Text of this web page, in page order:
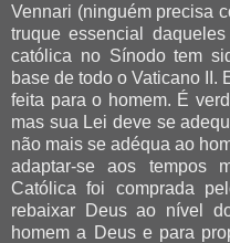
Vennari (ninguém precisa
truque essencial
católica no Sínodo tem
base de todo o Vaticano II.
feita para o homem. É
mas sua Lei deve se
não mais se adéqua ao
adaptar-se aos tempos
Católica foi comprada
rebaixar Deus ao nível
homem a Deus e para